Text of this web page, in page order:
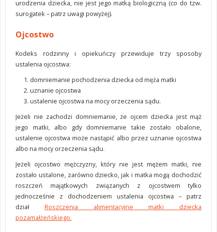
urodzenia dziecka, nie jest jego matką biologiczną (co do tzw.
surogatek – patrz uwagi powyżej).
Ojcostwo
Kodeks rodzinny i opiekuńczy przewiduje trzy sposoby
ustalenia ojcostwa:
domniemanie pochodzenia dziecka od męża matki
uznanie ojcostwa
ustalenie ojcostwa na mocy orzeczenia sądu.
Jeżeli nie zachodzi domniemanie, że ojcem dziecka jest mąż
jego matki, albo gdy domniemanie takie zostało obalone,
ustalenie ojcostwa może nastąpić albo przez uznanie ojcostwa
albo na mocy orzeczenia sądu.
Jeżeli ojcostwo mężczyzny, który nie jest mężem matki, nie
zostało ustalone, zarówno dziecko, jak i matka mogą dochodzić
roszczeń majątkowych związanych z ojcostwem tylko
jednocześnie z dochodzeniem ustalenia ojcostwa – patrz
dział Roszczenia alimentacyjne matki dziecka
pozamałżeńskiego.